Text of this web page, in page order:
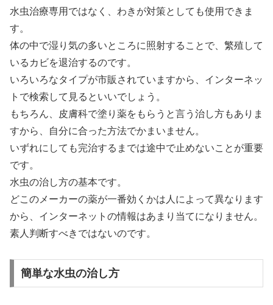
水虫治療専用ではなく、わきが対策としても使用できま
す。
体の中で湿り気の多いところに照射することで、繁殖して
いるカビを退治するのです。
いろいろなタイプが市販されていますから、インターネッ
トで検索して見るといいでしょう。
もちろん、皮膚科で塗り薬をもらうと言う治し方もありま
すから、自分に合った方法でかまいません。
いずれにしても完治するまでは途中で止めないことが重要
です。
水虫の治し方の基本です。
どこのメーカーの薬が一番効くかは人によって異なります
から、インターネットの情報はあまり当てになりません。
素人判断すべきではないのです。
簡単な水虫の治し方